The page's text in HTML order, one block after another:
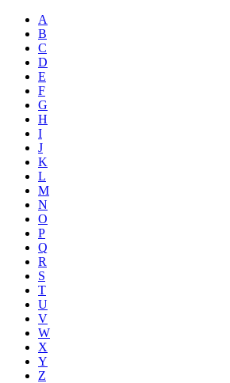
A
B
C
D
E
F
G
H
I
J
K
L
M
N
O
P
Q
R
S
T
U
V
W
X
Y
Z